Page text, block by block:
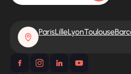
ParisLilleLyonToulouse